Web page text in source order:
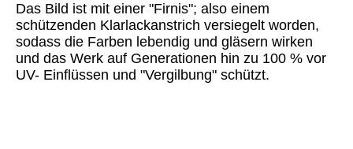
Das Bild ist mit einer "Firnis"; also einem
schützenden Klarlackanstrich versiegelt worden,
sodass die Farben lebendig und gläsern wirken
und das Werk auf Generationen hin zu 100 % vor
UV- Einflüssen und "Vergilbung" schützt.